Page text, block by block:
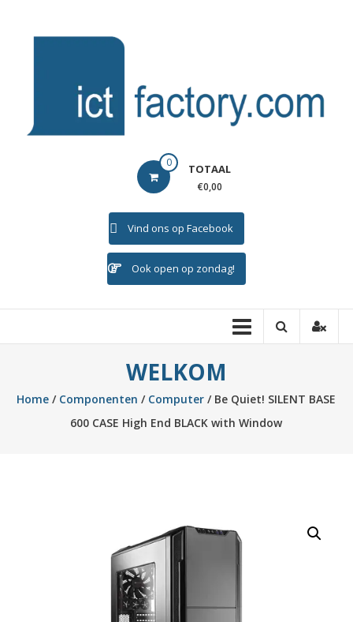
ICTFACTORY 0 TOTAAL
€0,00
Vind ons op Facebook
Ook open op zondag!
WELKOM
Home / Componenten / Computer / Be Quiet! SILENT BASE
600 CASE High End BLACK with Window